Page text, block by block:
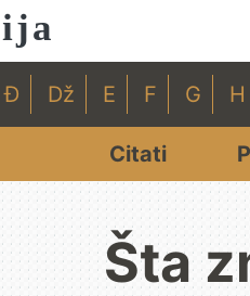
Đ Dž E F G H
Citati
Šta